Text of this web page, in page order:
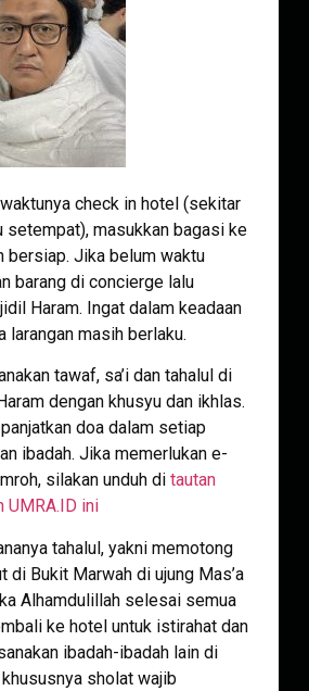
check in hotel (sekitar
setempat), masukkan bagasi ke
bersiap. Jika belum waktu
barang di concierge lalu
Haram. Ingat dalam keadaan
larangan masih berlaku.
tawaf, sa’i dan tahalul di
dengan khusyu dan ikhlas.
doa dalam setiap
ibadah. Jika memerlukan e-
silakan unduh di tautan
UMRA.ID ini
tahalul, yakni memotong
di Bukit Marwah di ujung Mas’a
Alhamdulillah selesai semua
ke hotel untuk istirahat dan
ibadah-ibadah lain di
sholat wajib